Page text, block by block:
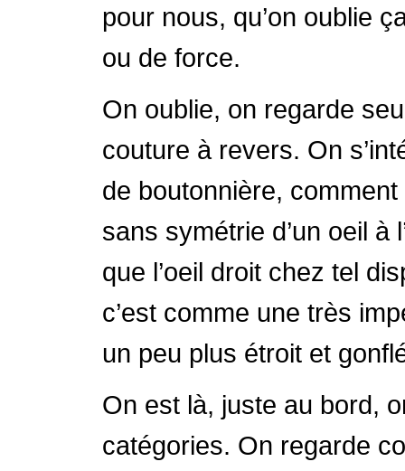
pour nous, qu’on oublie
ou de force.
On oublie, on regarde
couture à revers. On
de boutonnière,
sans symétrie d’un oeil à
que l’oeil droit chez tel
c’est comme une très
un peu plus étroit et
On est là, juste au bord,
catégories. On regarde